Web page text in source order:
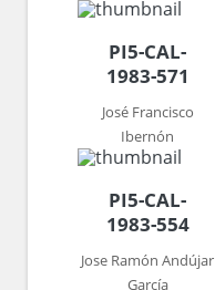
PI5-CAL-
1983-571
José Francisco
Ibernón
PI5-CAL-
1983-554
Jose Ramón Andújar
García